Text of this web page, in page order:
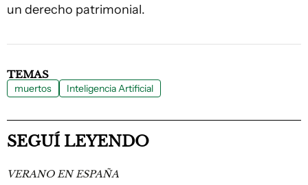
un derecho patrimonial.
TEMAS
muertos Inteligencia Artificial
SEGUÍ LEYENDO
VERANO EN ESPAÑA